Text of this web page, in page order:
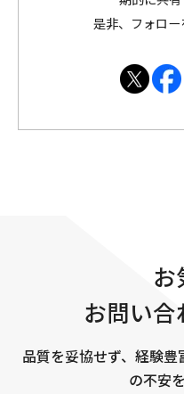
是非、フォロー
お
お問い
品質を妥協せず、経験
の不安